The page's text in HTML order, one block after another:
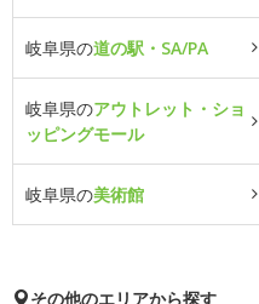
岐阜県の道の駅・SA/PA
岐阜県のアウトレット・ショ
ッピングモール
岐阜県の美術館
その他のエリアから探す